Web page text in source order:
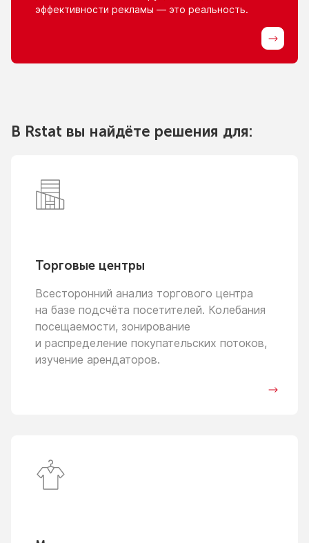
эффективности рекламы — это реальность.
В Rstat вы найдёте решения для:
Торговые центры
Всесторонний анализ торгового центра
на базе подсчёта посетителей. Колебания
посещаемости, зонирование
и распределение покупательских потоков,
изучение арендаторов.